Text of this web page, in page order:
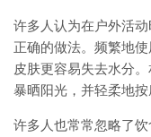
许多人认为在户外活
正确的做法。频繁地
皮肤更容易失去水分
暴晒阳光，并轻柔地按
许多人也常常忽略了